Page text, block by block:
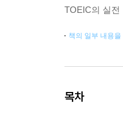
TOEIC의 실전
책의 일부 내용
목차